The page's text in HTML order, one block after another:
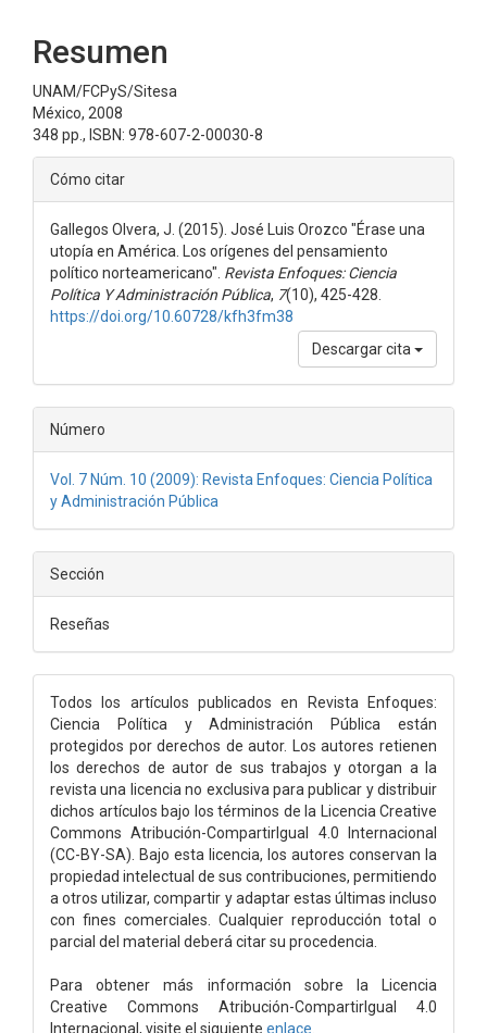
del
artículo
Resumen
UNAM/FCPyS/Sitesa
México, 2008
348 pp., ISBN: 978-607-2-00030-8
Detalles
del
artículo
Cómo citar
Gallegos Olvera, J. (2015). José Luis Orozco "Érase una
utopía en América. Los orígenes del pensamiento
político norteamericano". Revista Enfoques: Ciencia
Política Y Administración Pública, 7(10), 425-428.
https://doi.org/10.60728/kfh3fm38
Descargar cita
Número
Vol. 7 Núm. 10 (2009): Revista Enfoques: Ciencia Política
y Administración Pública
Sección
Reseñas
Todos los artículos publicados en Revista Enfoques:
Ciencia Política y Administración Pública están
protegidos por derechos de autor. Los autores retienen
los derechos de autor de sus trabajos y otorgan a la
revista una licencia no exclusiva para publicar y distribuir
dichos artículos bajo los términos de la Licencia Creative
Commons Atribución-CompartirIgual 4.0 Internacional
(CC-BY-SA). Bajo esta licencia, los autores conservan la
propiedad intelectual de sus contribuciones, permitiendo
a otros utilizar, compartir y adaptar estas últimas incluso
con fines comerciales. Cualquier reproducción total o
parcial del material deberá citar su procedencia.
Para obtener más información sobre la Licencia
Creative Commons Atribución-CompartirIgual 4.0
Internacional, visite el siguiente enlace